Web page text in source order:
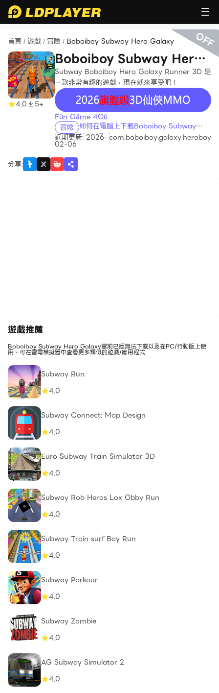
首頁 / 遊戲 / 冒險 / Boboiboy Subway Hero Galaxy
4.0 5+
Boboiboy Subway Hero
Galaxy
Subway Boboiboy Hero Galaxy Runner 3D 是
一款非常有趣的遊戲，現在就來享受吧！
recommend
Fûn Gäme 4Oû
冒險 如何在電腦上下載Boboiboy Subway
Hero Galaxy
近期更新: 2026-
02-06
com.boboiboy.galaxy.heroboy
分享:
OFF
遊戲推薦
Boboiboy Subway Hero Galaxy當前已經無法下載以及在PC/行動版上使
用，可在雷電模擬器中查看更多類似的遊戲/應用程式
Subway Run
4.0
Subway Connect: Map Design
4.0
Euro Subway Train Simulator 3D
4.0
Subway Rob Heros Lox Obby Run
4.0
Subway Train surf Boy Run
4.0
Subway Parkour
4.0
Subway Zombie
4.0
AG Subway Simulator 2
4.0